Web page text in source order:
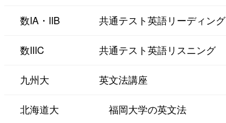
数IA・IIB
数IIIC
九州大
北海道大
共通テスト英語リーディング
共通テスト英語リスニング
英文法講座
福岡大学の英文法